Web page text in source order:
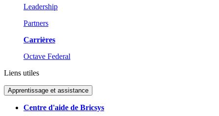
Leadership
Partners
Carrières
Octave Federal
Liens utiles
Apprentissage et assistance
Centre d'aide de Bricsys